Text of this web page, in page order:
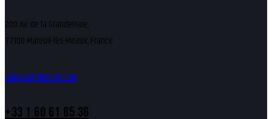
200 Av. de la GrandeHaie,
77100 Mareuil-lès-Meaux, France
info@ranifrance.com
+33 1 60 61 85 36